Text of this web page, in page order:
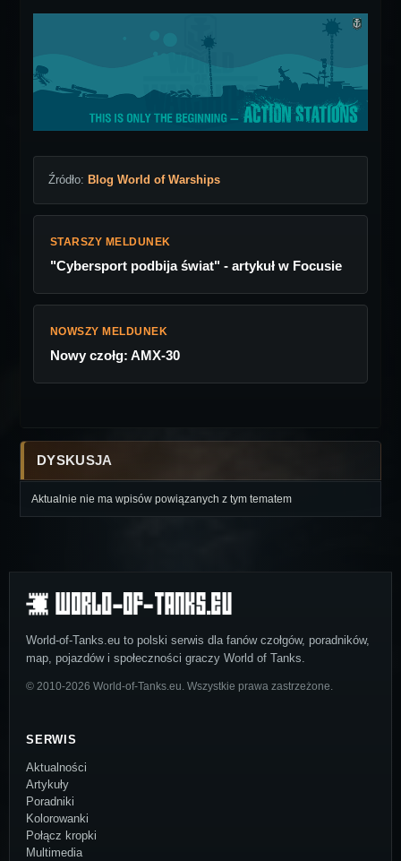
Źródło: Blog World of Warships
STARSZY MELDUNEK
"Cybersport podbija świat" - artykuł w Focusie
NOWSZY MELDUNEK
Nowy czołg: AMX-30
DYSKUSJA
Aktualnie nie ma wpisów powiązanych z tym tematem
World-of-Tanks.eu to polski serwis dla fanów czołgów, poradników,
map, pojazdów i społeczności graczy World of Tanks.
© 2010-2026 World-of-Tanks.eu. Wszystkie prawa zastrzeżone.
SERWIS
Aktualności
Artykuły
Poradniki
Kolorowanki
Połącz kropki
Multimedia